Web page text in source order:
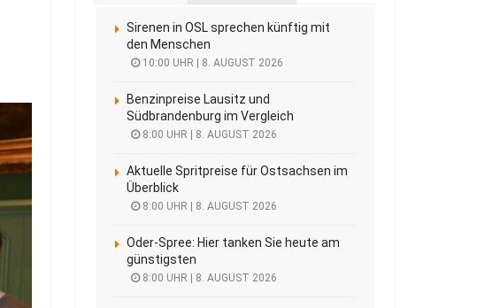
Sirenen in OSL sprechen künftig mit
den Menschen
10:00 UHR | 8. AUGUST 2026
Benzinpreise Lausitz und
Südbrandenburg im Vergleich
8:00 UHR | 8. AUGUST 2026
Aktuelle Spritpreise für Ostsachsen im
Überblick
8:00 UHR | 8. AUGUST 2026
Oder-Spree: Hier tanken Sie heute am
günstigsten
8:00 UHR | 8. AUGUST 2026